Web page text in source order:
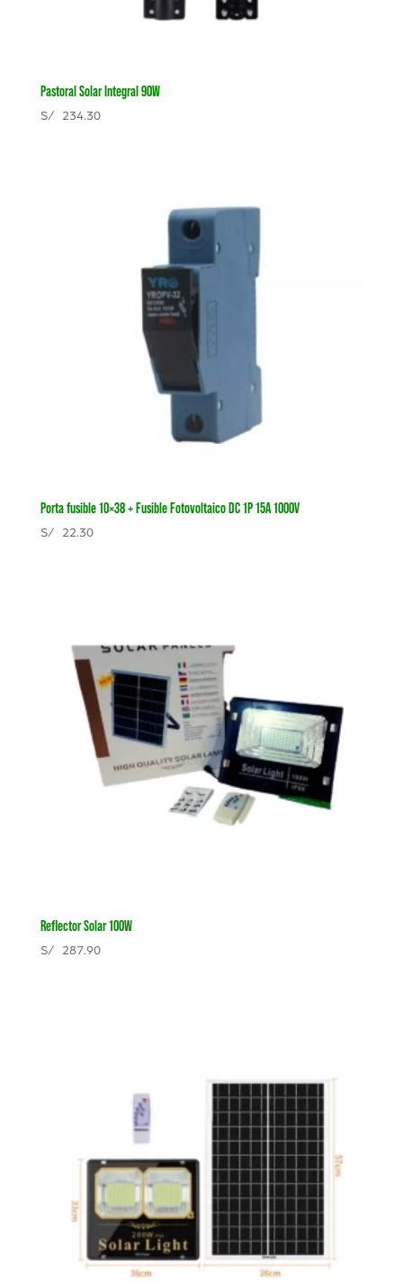
Pastoral Solar Integral 90W
S/234.30
Porta fusible 10×38 + Fusible Fotovoltaico DC 1P 15A 1000V
S/22.30
Reflector Solar 100W
S/287.90